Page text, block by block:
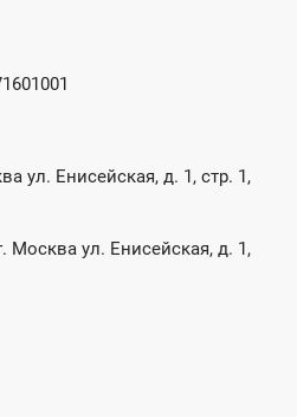
ул. Енисейская, д. 1, стр. 1,
Москва ул. Енисейская, д. 1,